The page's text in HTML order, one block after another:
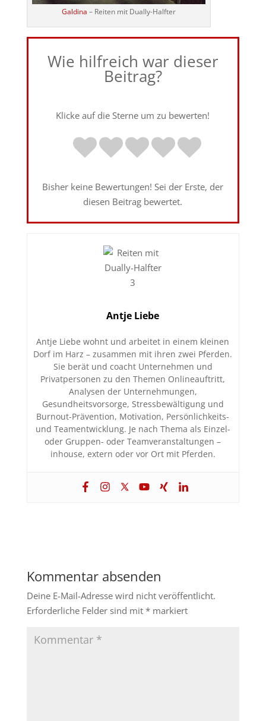
Galdina – Reiten mit Dually-Halfter
Wie hilfreich war dieser
Beitrag?
Klicke auf die Sterne um zu bewerten!
Bisher keine Bewertungen! Sei der Erste, der
diesen Beitrag bewertet.
Antje Liebe
Antje Liebe wohnt und arbeitet in einem kleinen
Dorf im Harz – zusammen mit ihren zwei Pferden.
Sie berät und coacht Unternehmen und
Privatpersonen zu den Themen Onlineauftritt,
Analysen der Unternehmungen,
Gesundheitsvorsorge, Stressbewältigung und
Burnout-Prävention, Motivation, Persönlichkeits-
und Teamentwicklung. Je nach Thema als Einzel-
oder Gruppen- oder Teamveranstaltungen –
inhouse, extern oder vor Ort mit Pferden.
Kommentar absenden
Deine E-Mail-Adresse wird nicht veröffentlicht.
Erforderliche Felder sind mit *markiert